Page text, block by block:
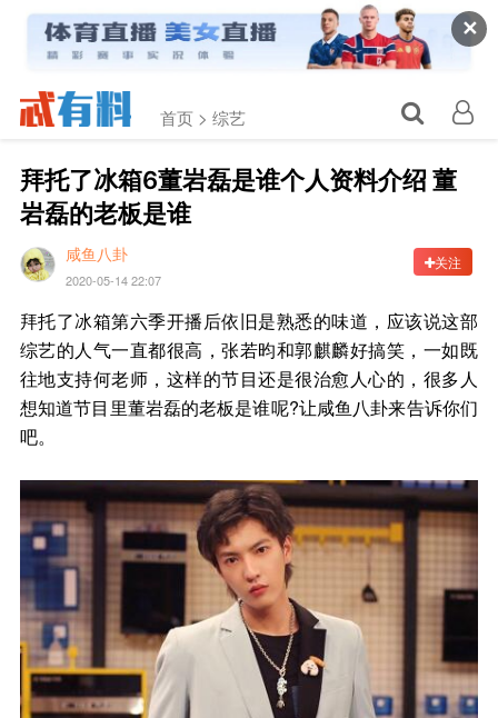
✕
首页 > 综艺
拜托了冰箱6董岩磊是谁个人资料介绍 董
岩磊的老板是谁
咸鱼八卦
2020-05-14 22:07
关注
拜托了冰箱第六季开播后依旧是熟悉的味道，应该说这部
综艺的人气一直都很高，张若昀和郭麒麟好搞笑，一如既
往地支持何老师，这样的节目还是很治愈人心的，很多人
想知道节目里董岩磊的老板是谁呢?让咸鱼八卦来告诉你们
吧。